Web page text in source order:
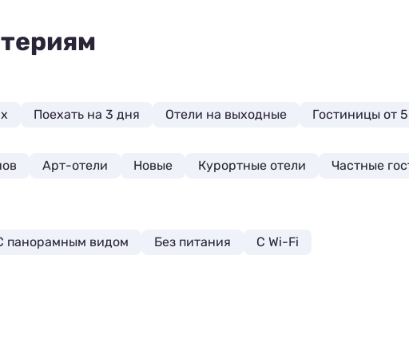
Поехать на 3 дня Отели на выходные Гостиницы от
Арт-отели Новые Курортные отели Частные
панорамным видом Без питания С Wi-Fi